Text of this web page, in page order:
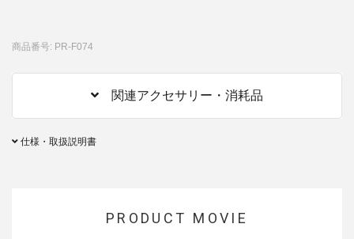
商品番号: PR-F074
関連アクセサリー・消耗品
仕様・取扱説明書
PRODUCT MOVIE